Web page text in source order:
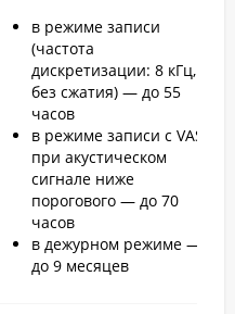
в режиме записи
(частота
дискретизации: 8 кГц,
без сжатия) — до 55
часов
в режиме записи с VAS,
при акустическом
сигнале ниже
порогового — до 70
часов
в дежурном режиме —
до 9 месяцев